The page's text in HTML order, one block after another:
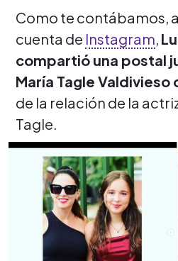
Como te contábamos,
cuenta de Instagram,
compartió una postal
María Tagle Valdivieso
de la relación de la
Tagle.